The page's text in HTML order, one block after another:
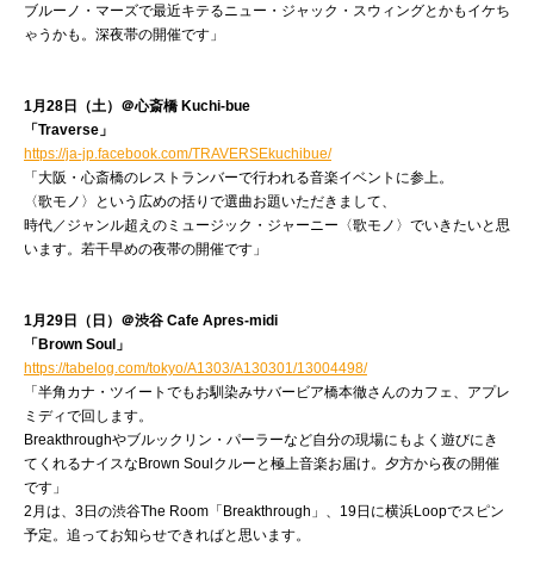
ブルーノ・マーズで最近キテるニュー・ジャック・スウィングとかもイケち
ゃうかも。深夜帯の開催です」
1月28日（土）＠心斎橋 Kuchi-bue
「Traverse」
https://ja-jp.facebook.com/TRAVERSEkuchibue/
「大阪・心斎橋のレストランバーで行われる音楽イベントに参上。
〈歌モノ〉という広めの括りで選曲お題いただきまして、
時代／ジャンル超えのミュージック・ジャーニー〈歌モノ〉でいきたいと思
います。若干早めの夜帯の開催です」
1月29日（日）＠渋谷 Cafe Apres-midi
「Brown Soul」
https://tabelog.com/tokyo/A1303/A130301/13004498/
「半角カナ・ツイートでもお馴染みサバービア橋本徹さんのカフェ、アプレ
ミディで回します。
Breakthroughやブルックリン・パーラーなど自分の現場にもよく遊びにき
てくれるナイスなBrown Soulクルーと極上音楽お届け。夕方から夜の開催
です」
2月は、3日の渋谷The Room「Breakthrough」、19日に横浜Loopでスピン
予定。追ってお知らせできればと思います。